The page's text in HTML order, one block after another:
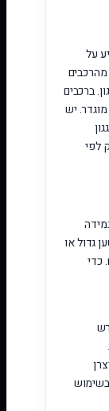
על
ברכבים
יש
לפי
גדול או
כדי